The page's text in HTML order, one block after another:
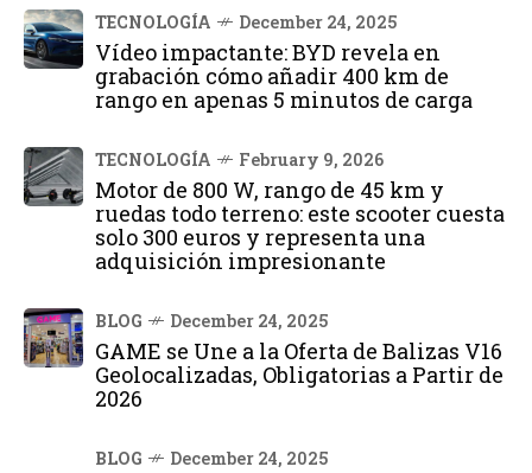
TECNOLOGÍA December 24, 2025
Vídeo impactante: BYD revela en
grabación cómo añadir 400 km de
rango en apenas 5 minutos de carga
TECNOLOGÍA February 9, 2026
Motor de 800 W, rango de 45 km y
ruedas todo terreno: este scooter cuesta
solo 300 euros y representa una
adquisición impresionante
BLOG December 24, 2025
GAME se Une a la Oferta de Balizas V16
Geolocalizadas, Obligatorias a Partir de
2026
BLOG December 24, 2025